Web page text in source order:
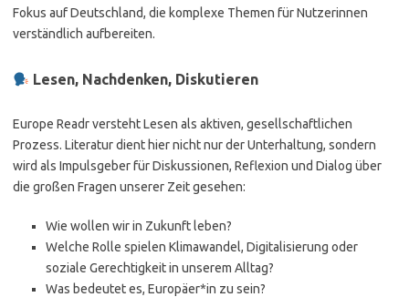
Fokus auf Deutschland, die komplexe Themen für Nutzerinnen
verständlich aufbereiten.
Lesen, Nachdenken, Diskutieren
Europe Readr versteht Lesen als aktiven, gesellschaftlichen
Prozess. Literatur dient hier nicht nur der Unterhaltung, sondern
wird als Impulsgeber für Diskussionen, Reflexion und Dialog über
die großen Fragen unserer Zeit gesehen:
Wie wollen wir in Zukunft leben?
Welche Rolle spielen Klimawandel, Digitalisierung oder
soziale Gerechtigkeit in unserem Alltag?
Was bedeutet es, Europäer*in zu sein?